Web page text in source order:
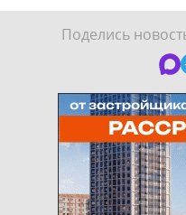
Поделись